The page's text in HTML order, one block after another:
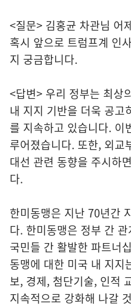
<질문> 김홍균 차관님 어
혹시 앞으로 트럼프계 인
지 궁금합니다.
<답변> 우리 정부는 최상
내 지지 기반을 더욱 공고
를 지속하고 있습니다. 이
루어졌습니다. 또한, 외교
대선 관련 동향을 주시하
다.
한미동맹은 지난 70년간
다. 한미동맹은 정부 간
국민들 간 활발한 파트너
동맹에 대한 미국 내 지지
보, 경제, 첨단기술, 인적
지속적으로 강화해 나갈